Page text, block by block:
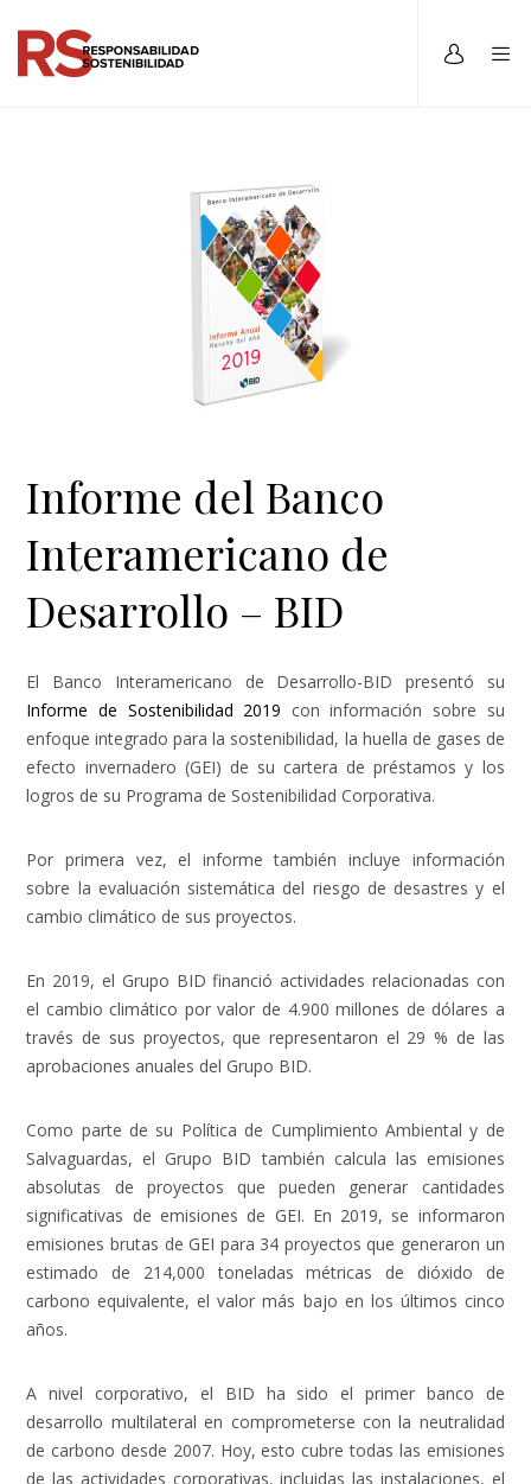
Informe del Banco
Interamericano de
Desarrollo – BID
El Banco Interamericano de Desarrollo-BID presentó su
Informe de Sostenibilidad 2019 con información sobre su
enfoque integrado para la sostenibilidad, la huella de gases de
efecto invernadero (GEI) de su cartera de préstamos y los
logros de su Programa de Sostenibilidad Corporativa.
Por primera vez, el informe también incluye información
sobre la evaluación sistemática del riesgo de desastres y el
cambio climático de sus proyectos.
En 2019, el Grupo BID financió actividades relacionadas con
el cambio climático por valor de 4.900 millones de dólares a
través de sus proyectos, que representaron el 29 % de las
aprobaciones anuales del Grupo BID.
Como parte de su Política de Cumplimiento Ambiental y de
Salvaguardas, el Grupo BID también calcula las emisiones
absolutas de proyectos que pueden generar cantidades
significativas de emisiones de GEI. En 2019, se informaron
emisiones brutas de GEI para 34 proyectos que generaron un
estimado de 214,000 toneladas métricas de dióxido de
carbono equivalente, el valor más bajo en los últimos cinco
años.
A nivel corporativo, el BID ha sido el primer banco de
desarrollo multilateral en comprometerse con la neutralidad
de carbono desde 2007. Hoy, esto cubre todas las emisiones
de las actividades corporativas, incluidas las instalaciones, el